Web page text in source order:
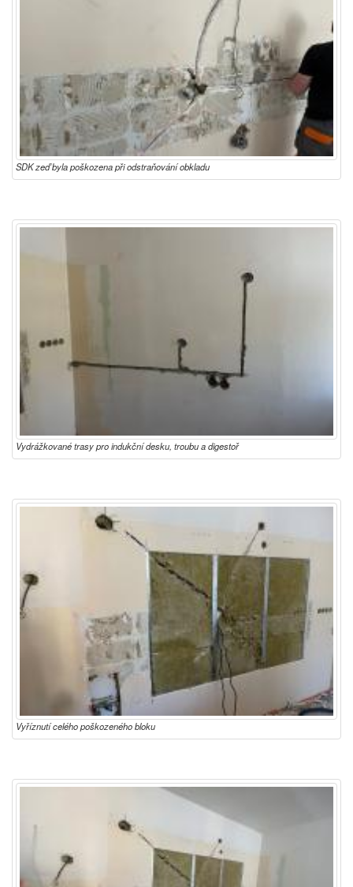
SDK zeď byla poškozena při odstraňování obkladu
Vydrážkované trasy pro indukční desku, troubu a digestoř
Vyříznutí celého poškozeného bloku